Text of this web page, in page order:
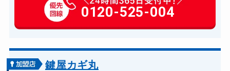
玄関カギ作成 14,300円～(税込)
玄関カギ交換 14,300円～(税込)
バイクカギ開け
0120-525-004
鍵屋カギ丸